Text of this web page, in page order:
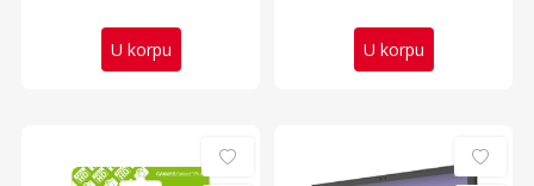
U korpu U korpu